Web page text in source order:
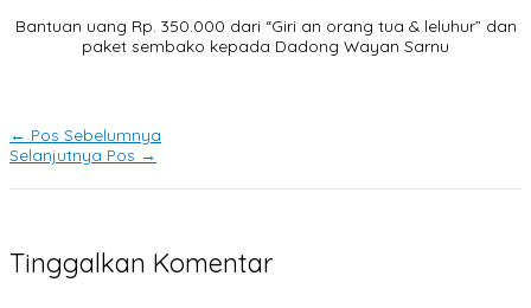
Bantuan uang Rp. 350.000 dari “Giri an orang tua & leluhur” dan
paket sembako kepada Dadong Wayan Sarnu
← Pos Sebelumnya
Selanjutnya Pos →
Tinggalkan Komentar